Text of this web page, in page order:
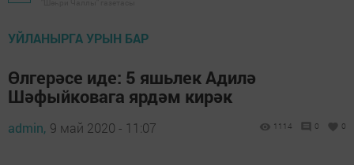
УЙЛАНЫРГА УРЫН БАР
Өлгерәсе иде: 5 яшьлек Адилә
Шәфыйковага ярдәм кирәк
admin, 9 май 2020 - 11:07 1114 0 0